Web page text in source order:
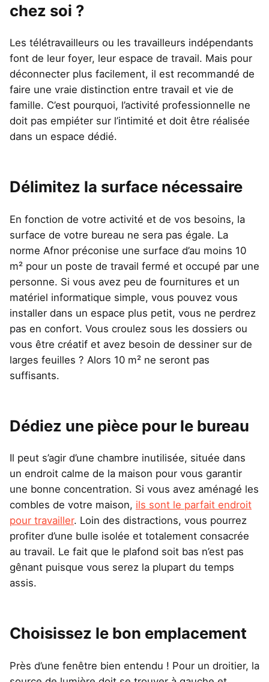
chez soi ?
Les télétravailleurs ou les travailleurs indépendants
font de leur foyer, leur espace de travail. Mais pour
déconnecter plus facilement, il est recommandé de
faire une vraie distinction entre travail et vie de
famille. C’est pourquoi, l’activité professionnelle ne
doit pas empiéter sur l’intimité et doit être réalisée
dans un espace dédié.
Délimitez la surface nécessaire
En fonction de votre activité et de vos besoins, la
surface de votre bureau ne sera pas égale. La
norme Afnor préconise une surface d’au moins 10
m² pour un poste de travail fermé et occupé par une
personne. Si vous avez peu de fournitures et un
matériel informatique simple, vous pouvez vous
installer dans un espace plus petit, vous ne perdrez
pas en confort. Vous croulez sous les dossiers ou
vous être créatif et avez besoin de dessiner sur de
larges feuilles ? Alors 10 m² ne seront pas
suffisants.
Dédiez une pièce pour le bureau
Il peut s’agir d’une chambre inutilisée, située dans
un endroit calme de la maison pour vous garantir
une bonne concentration. Si vous avez aménagé les
combles de votre maison, ils sont le parfait endroit
pour travailler. Loin des distractions, vous pourrez
profiter d’une bulle isolée et totalement consacrée
au travail. Le fait que le plafond soit bas n’est pas
gênant puisque vous serez la plupart du temps
assis.
Choisissez le bon emplacement
Près d’une fenêtre bien entendu ! Pour un droitier, la